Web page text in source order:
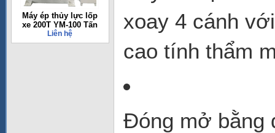
Máy ép thủy lực lốp
xe 200T YM-100 Tấn
Liên hệ
xoay 4 cánh
cao tính thẩm
Đóng mở bằng